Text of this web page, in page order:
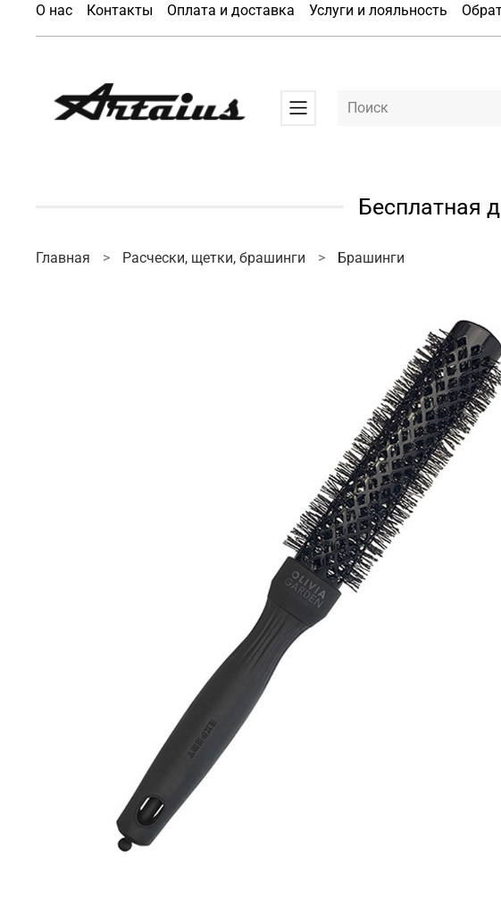
О нас Контакты Оплата и доставка Услуги и лояльность
Бесплатная
Главная Расчески, щетки, брашинги Брашинги